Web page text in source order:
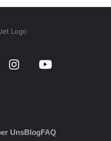
UnsBlogFAQ